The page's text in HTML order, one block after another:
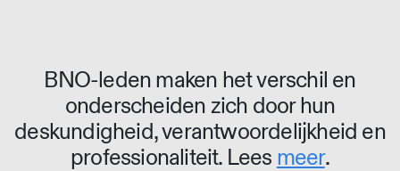
BNO-leden maken het verschil en
onderscheiden zich door hun
deskundigheid, verantwoordelijkheid en
professionaliteit. Lees meer.